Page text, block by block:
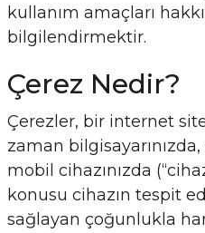
kullanım amaçları
bilgilendirmektir.
Çerez Nedir?
Çerezler, bir internet
zaman bilgisayarınızda,
mobil cihazınızda
konusu cihazın tespit
sağlayan çoğunlukla